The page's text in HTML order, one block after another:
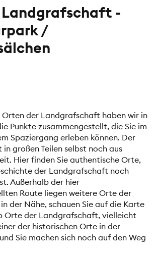
-
/
Orten der Landgrafschaft haben wir in
Punkte zusammengestellt, die Sie im
Spaziergang erleben können. Der
großen Teilen selbst noch aus
Hier finden Sie authentische Orte,
der Landgrafschaft noch
Außerhalb der hier
Route liegen weitere Orte der
der Nähe, schauen Sie auf die Karte
Orte der Landgrafschaft, vielleicht
der historischen Orte in der
Sie machen sich noch auf den Weg